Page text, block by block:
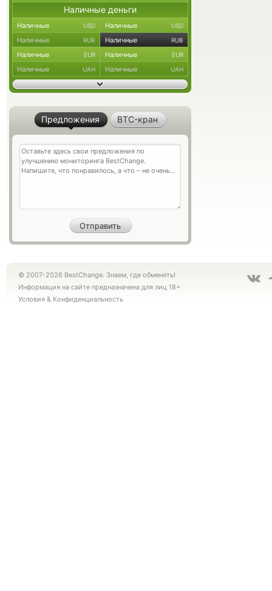
Наличные деньги
Наличные USD Наличные USD
Наличные RUB Наличные RUB
Наличные EUR Наличные EUR
Наличные UAH Наличные UAH
Предложения BTC-кран
© 2007-2026 BestChange. Знаем, где обменять!
Информация на сайте предназначена для лиц 18+
Условия & Конфиденциальность